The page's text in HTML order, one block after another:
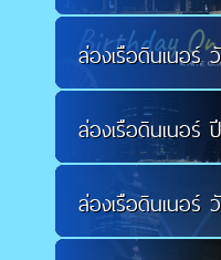
ล่องเรือดินเนอร์
กระทง
ล่องเรือดินเนอร์
ล่องเรือดินเนอร์